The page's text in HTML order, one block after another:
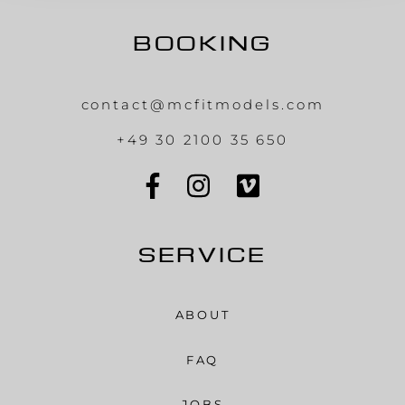
BOOKING
contact@mcfitmodels.com
+49 30 2100 35 650
SERVICE
ABOUT
FAQ